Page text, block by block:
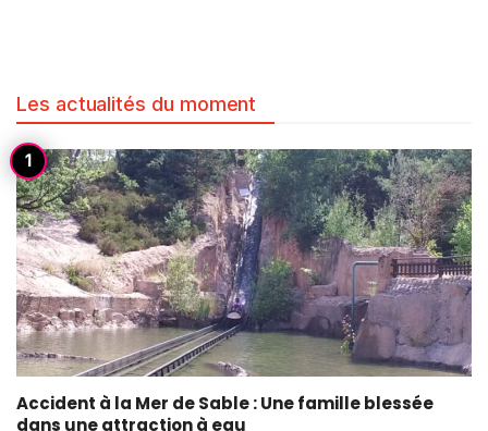
Les actualités du moment
Accident à la Mer de Sable : Une famille blessée
dans une attraction à eau